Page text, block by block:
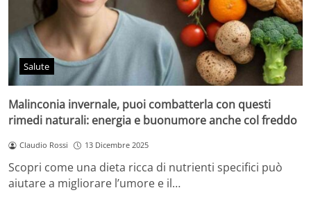
Salute
Malinconia invernale, puoi combatterla con questi
rimedi naturali: energia e buonumore anche col freddo
Claudio Rossi 13 Dicembre 2025
Scopri come una dieta ricca di nutrienti specifici può
aiutare a migliorare l’umore e il…